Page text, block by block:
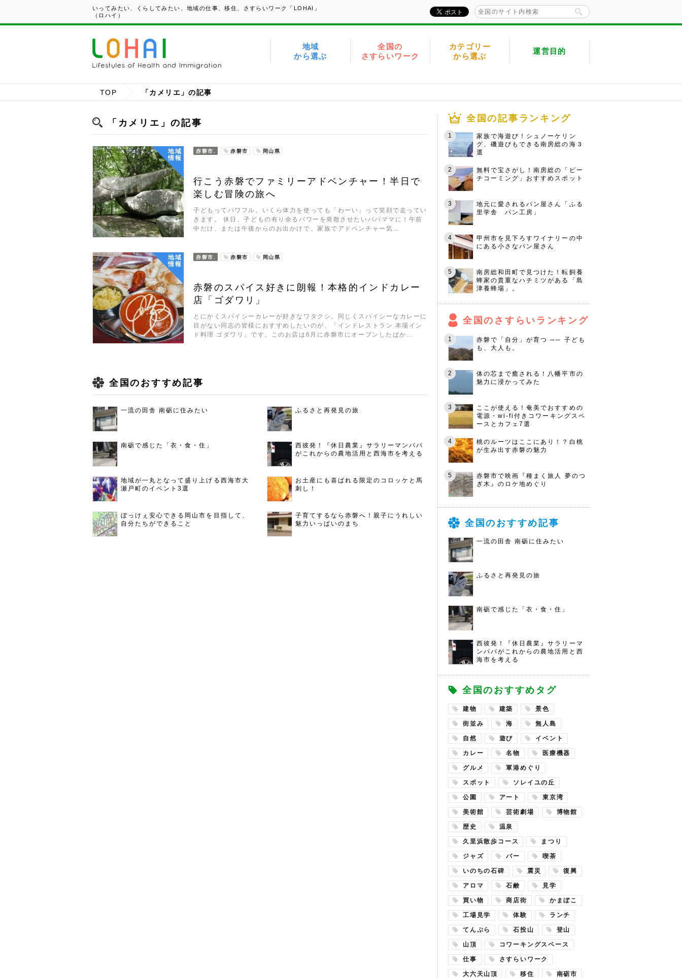
いってみたい、くらしてみたい、地域の仕事、移住、さすらいワーク「LOHAI」
（ロハイ）
地域
から選ぶ
全国の
さすらいワーク
カテゴリー
から選ぶ
運営目的
TOP 「カメリエ」の記事
「カメリエ」の記事
地域
情報
赤磐市. 赤磐市 岡山県
行こう赤磐でファミリーアドベンチャー！半日で
楽しむ冒険の旅へ
子どもってパワフル。いくら体力を使っても「わーい」って笑顔で走ってい
きます。 休日、子どもの有り余るパワーを発散させたいパパママに！午前
中だけ、または午後からのお出かけで、家族でアドベンチャー気…
地域
情報
赤磐市. 赤磐市 岡山県
赤磐のスパイス好きに朗報！本格的インドカレー
店「ゴダワリ」
とにかくスパイシーカレーが好きなワタクシ。同じくスパイシーなカレーに
目がない同志の皆様におすすめしたいのが、「インドレストラン 本場イン
ド料理 ゴダワリ」です。このお店は6月に赤磐市にオープンしたばか…
全国のおすすめ記事
一流の田舎 南砺に住みたい ふるさと再発見の旅
南砺で感じた「衣・食・住」
西彼発！『休日農業』サラリーマンパパ
がこれからの農地活用と西海市を考える
地域が一丸となって盛り上げる西海市大
瀬戸町のイベント3選
お土産にも喜ばれる限定のコロッケと馬
刺し！
ぼっけぇ安心できる岡山市を目指して、
自分たちができること
子育てするなら赤磐へ！親子にうれしい
魅力いっぱいのまち
全国の記事ランキング
家族で海遊び！シュノーケリン
グ、磯遊びもできる南房総の海３
選
無料で宝さがし！南房総の「ビー
チコーミング」おすすめスポット
地元に愛されるパン屋さん「ふる
里学舎 パン工房」
甲州市を見下ろすワイナリーの中
にある小さなパン屋さん
南房総和田町で見つけた！転飼養
蜂家の貴重なハチミツがある「島
津養蜂場」。
全国のさすらいランキング
赤磐で「自分」が育つ ── 子ども
も、大人も。
体の芯まで癒される！八幡平市の
魅力に浸かってみた
ここが使える！奄美でおすすめの
電源・wi-fi付きコワーキングスペ
ースとカフェ7選
桃のルーツはここにあり！？白桃
が生み出す赤磐の魅力
赤磐市で映画『種まく旅人 夢のつ
ぎ木』のロケ地めぐり
全国のおすすめ記事
一流の田舎 南砺に住みたい
ふるさと再発見の旅
南砺で感じた「衣・食・住」
西彼発！『休日農業』サラリーマ
ンパパがこれからの農地活用と西
海市を考える
全国のおすすめタグ
建物 建築 景色
街並み 海 無人島
自然 遊び イベント
カレー 名物 医療機器
グルメ 軍港めぐり
スポット ソレイユの丘
公園 アート 東京湾
美術館 芸術劇場 博物館
歴史 温泉
久里浜散歩コース まつり
ジャズ バー 喫茶
いのちの石碑 震災 復興
アロマ 石鹸 見学
買い物 商店街 かまぼこ
工場見学 体験 ランチ
てんぷら 石投山 登山
山頂 コワーキングスペース
仕事 さすらいワーク
大六天山頂 移住 南砺市